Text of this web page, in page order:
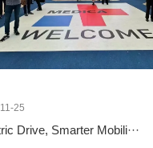
25
Drive, Smarter Mobili···